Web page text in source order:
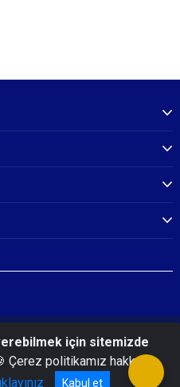
Komutanlığıiçin sitemizde
Çerez politikamız hakkında
Kabul et